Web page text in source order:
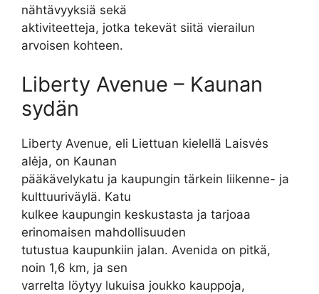
nähtävyyksiä sekä
aktiviteetteja, jotka tekevät siitä vierailun
arvoisen kohteen.
Liberty Avenue – Kaunan
sydän
Liberty Avenue, eli Liettuan kielellä Laisvės
alėja, on Kaunan
pääkävelykatu ja kaupungin tärkein liikenne- ja
kulttuuriväylä. Katu
kulkee kaupungin keskustasta ja tarjoaa
erinomaisen mahdollisuuden
tutustua kaupunkiin jalan. Avenida on pitkä,
noin 1,6 km, ja sen
varrelta löytyy lukuisa joukko kauppoja,